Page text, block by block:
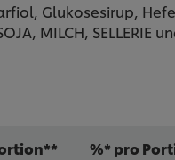
Glukosesirup,
MILCH, SELLERIE
%* pro